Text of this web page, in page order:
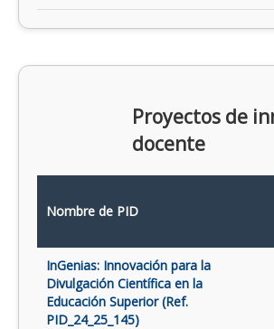
Proyectos de
docente
Nombre de PID
InGenias: Innovación para la
Divulgación Científica en la
Educación Superior (Ref.
PID_24_25_145)